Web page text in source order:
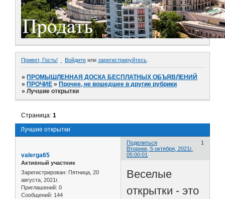
Привет, Гость! Войдите или зарегистрируйтесь
»ПРОМЫШЛЕННАЯ ДОСКА БЕСПЛАТНЫХ ОБЪЯВЛЕНИЙ
»ПРОЧИЕ »Прочее, не вошедшее в другие рубрики
»Лучшие открытки
Лучшие открытки
Страница:1
Поделиться
1
Вторник, 5 октября, 2021г.
05:00:01
valerga65
Активный участник
Зарегистрирован: Пятница, 20
августа, 2021г.
Приглашений: 0
Сообщений: 144
Веселые
открытки - это